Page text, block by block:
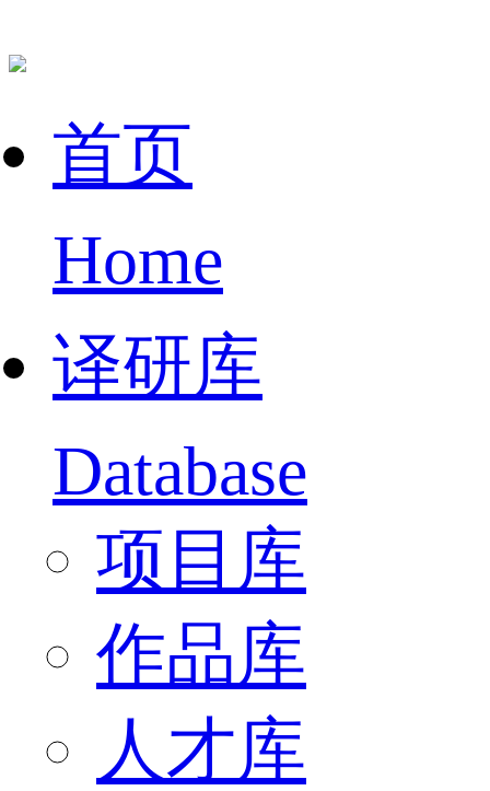
首页
Home
译研库
Database
项目库
作品库
人才库